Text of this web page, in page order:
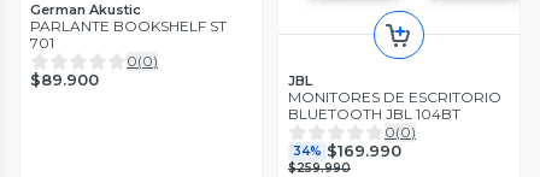
German Akustic
PARLANTE BOOKSHELF ST
701
0(0)
$89.900 JBL
MONITORES DE ESCRITORIO
BLUETOOTH JBL 104BT
0(0)
34% $169.990
$259.990